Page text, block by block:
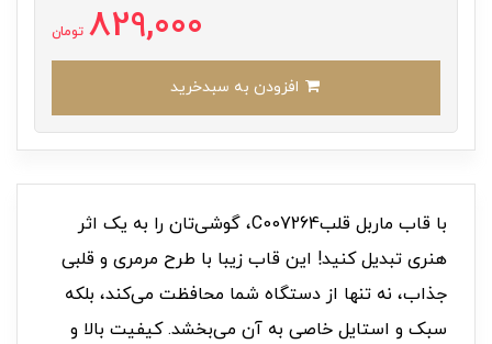
829,000 تومان
با قاب ماربل قلبC007264، گوشی‌تان را به یک اثر
هنری تبدیل کنید! این قاب زیبا با طرح مرمری و قلبی
جذاب، نه تنها از دستگاه شما محافظت می‌کند، بلکه
سبک و استایل خاصی به آن می‌بخشد. کیفیت بالا و